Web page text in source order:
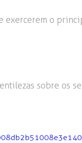
exercerem o
sobre os